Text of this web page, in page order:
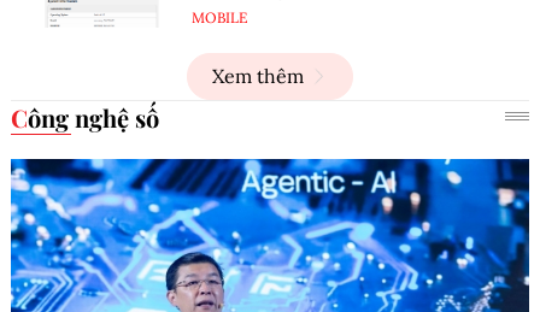
MOBILE
Xem thêm
Công nghệ số